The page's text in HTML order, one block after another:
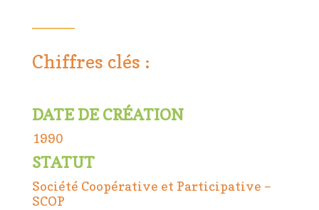
Chiffres clés :
DATE DE CRÉATION
1990
STATUT
Société Coopérative et Participative –
SCOP